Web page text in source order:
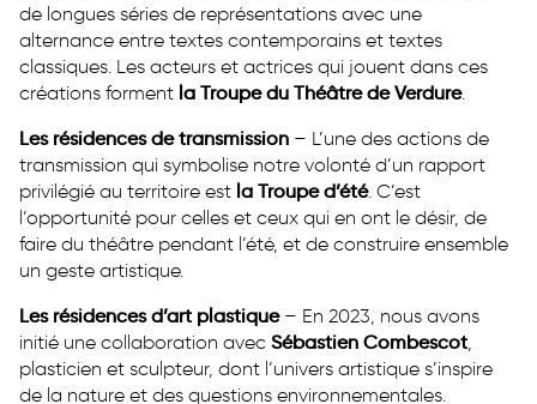
de longues séries de représentations avec une
alternance entre textes contemporains et textes
classiques. Les acteurs et actrices qui jouent dans ces
créations forment la Troupe du Théâtre de Verdure.
Les résidences de transmission – L’une des actions de
transmission qui symbolise notre volonté d’un rapport
privilégié au territoire est la Troupe d’été. C’est
l’opportunité pour celles et ceux qui en ont le désir, de
faire du théâtre pendant l’été, et de construire ensemble
un geste artistique.
Les résidences d’art plastique– En 2023, nous avons
initié une collaboration avec Sébastien Combescot
plasticien et sculpteur, dont l’univers artistique s’inspire
de la nature et des questions environnementales.